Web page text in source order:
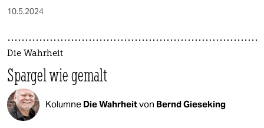
10.5.2024
Die Wahrheit
Spargel wie gemalt
Kolumne Die Wahrheitvon Bernd Gieseking